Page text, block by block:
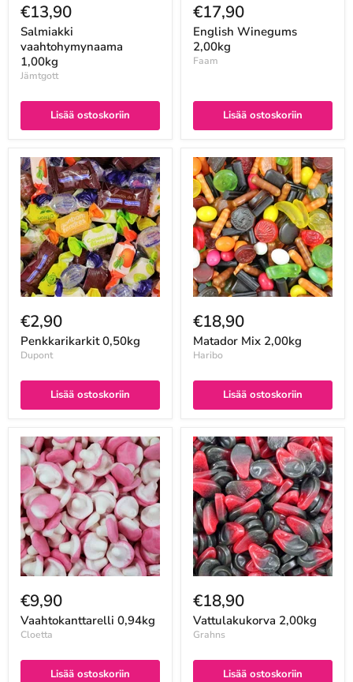
€13,90
Salmiakki
vaahtohymynaama
1,00kg
Jämtgott
Lisää ostoskoriin
€17,90
English Winegums
2,00kg
Faam
Lisää ostoskoriin
€2,90
Penkkarikarkit 0,50kg
Dupont
Lisää ostoskoriin
€18,90
Matador Mix 2,00kg
Haribo
Lisää ostoskoriin
€9,90
Vaahtokanttarelli 0,94kg
Cloetta
Lisää ostoskoriin
€18,90
Vattulakukorva 2,00kg
Grahns
Lisää ostoskoriin